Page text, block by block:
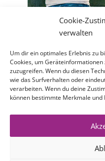
Cookie-
verwalten
Um dir ein optimales Erlebnis zu
Cookies, um
zuzugreifen. Wenn du diesen
wie das Surfverhalten oder
verarbeiten. Wenn du deine
können bestimmte Merkmale
Versuchen Sie bitte
Ausweis/Pass (auch